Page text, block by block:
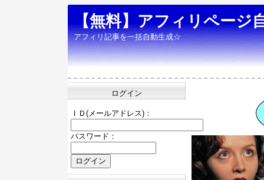
【無料】アフィリページ
アフィリ記事を一括自動生成☆
ログイン
ＩＤ(メールアドレス)：
パスワード：